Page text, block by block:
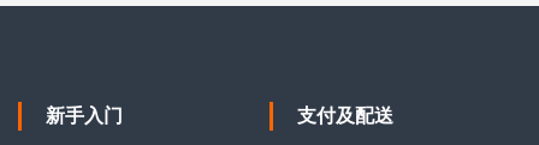
新手入门 支付及配送